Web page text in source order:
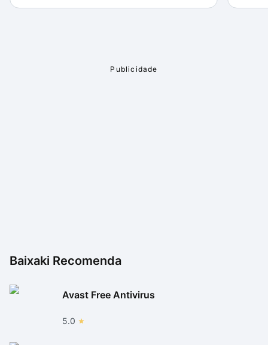
Baixaki Recomenda
Avast Free Antivirus
5.0